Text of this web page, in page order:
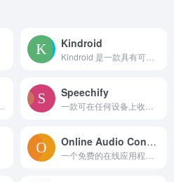
Kindroid
Speechify
Online Audio Converter